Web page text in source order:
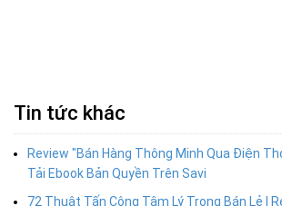
Tin tức khác
Review "Bán Hàng Thông Minh Qua Điện
Tải Ebook Bản Quyền Trên Savi
72 Thuật Tấn Công Tâm Lý Trong Bán Lẻ |